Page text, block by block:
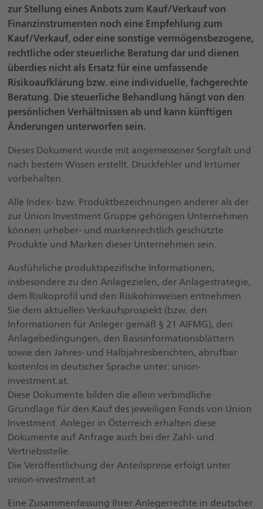
zur Stellung eines Anbots zum Kauf/Verkauf von
Finanzinstrumenten noch eine Empfehlung zum
Kauf/Verkauf, oder eine sonstige vermögensbezogene,
rechtliche oder steuerliche Beratung dar und dienen
überdies nicht als Ersatz für eine umfassende
Risikoaufklärung bzw. eine individuelle, fachgerechte
Beratung. Die steuerliche Behandlung hängt von den
persönlichen Verhältnissen ab und kann künftigen
Änderungen unterworfen sein.
Dieses Dokument wurde mit angemessener Sorgfalt und
nach bestem Wissen erstellt. Druckfehler und Irrtümer
vorbehalten.
Alle Index- bzw. Produktbezeichnungen anderer als der
zur Union Investment Gruppe gehörigen Unternehmen
können urheber- und markenrechtlich geschützte
Produkte und Marken dieser Unternehmen sein.
Ausführliche produktspezifische Informationen,
insbesondere zu den Anlagezielen, der Anlagestrategie,
dem Risikoprofil und den Risikohinweisen entnehmen
Sie dem aktuellen Verkaufsprospekt (bzw. den
Informationen für Anleger gemäß § 21 AIFMG), den
Anlagebedingungen, den Basisinformationsblättern
sowie den Jahres- und Halbjahresberichten, abrufbar
kostenlos in deutscher Sprache unter: union-
investment.at.
Diese Dokumente bilden die allein verbindliche
Grundlage für den Kauf des jeweiligen Fonds von Union
Investment. Anleger in Österreich erhalten diese
Dokumente auf Anfrage auch bei der Zahl- und
Vertriebsstelle.
Die Veröffentlichung der Anteilspreise erfolgt unter
union-investment.at
Eine Zusammenfassung Ihrer Anlegerrechte in deutscher